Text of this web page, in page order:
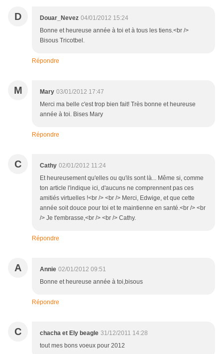
D Douar_Nevez 04/01/2012 15:24
Bonne et heureuse année à toi et à tous les tiens.<br />
Bisous Tricotbel.
Répondre
M Mary 03/01/2012 17:47
Merci ma belle c'est trop bien fait! Très bonne et heureuse
année à toi. Bises Mary
Répondre
C Cathy 02/01/2012 11:24
Et heureusement qu'elles ou qu'ils sont là... Même si, comme
ton article l'indique ici, d'aucuns ne comprennent pas ces
amitiés virtuelles !<br /> <br /> Merci, Edwige, et que cette
année soit douce pour toi et te maintienne en santé.<br /> <br
/> Je t'embrasse,<br /> <br /> Cathy.
Répondre
A Annie 02/01/2012 09:51
Bonne et heureuse année à toi,bisous
Répondre
C chacha et Ely beagle 31/12/2011 14:28
tout mes bons voeux pour 2012